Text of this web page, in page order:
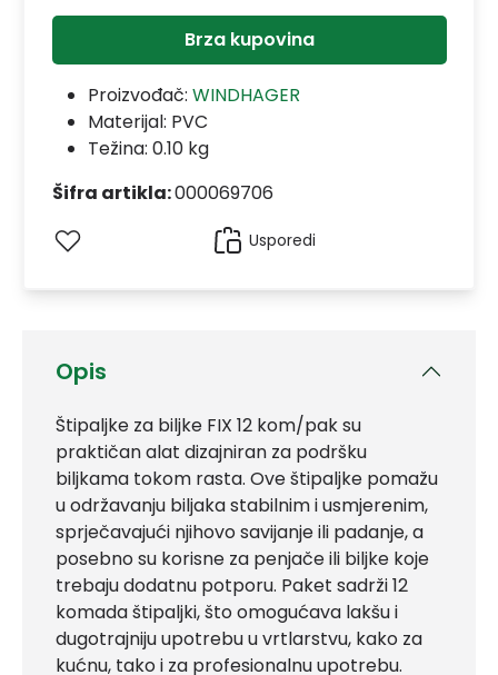
Opis
Štipaljke za biljke FIX 12 kom/pak su
praktičan alat dizajniran za podršku
biljkama tokom rasta. Ove štipaljke pomažu
u održavanju biljaka stabilnim i usmjerenim,
sprječavajući njihovo savijanje ili padanje, a
posebno su korisne za penjače ili biljke koje
trebaju dodatnu potporu. Paket sadrži 12
komada štipaljki, što omogućava lakšu i
dugotrajniju upotrebu u vrtlarstvu, kako za
kućnu, tako i za profesionalnu upotrebu.
Brza kupovina
Proizvođač: WINDHAGER
Materijal: PVC
Težina: 0.10 kg
Šifra artikla:000069706
Usporedi